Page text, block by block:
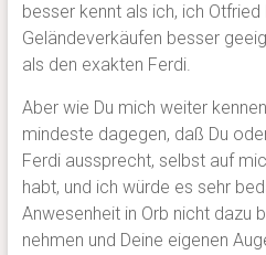
besser kennt als ich, ich
Geländeverkäufen besser
als den exakten Ferdi.
Aber wie Du mich weiter
mindeste dagegen, daß Du
Ferdi aussprecht, selbst auf
habt, und ich würde es sehr
Anwesenheit in Orb nicht dazu
nehmen und Deine eigenen